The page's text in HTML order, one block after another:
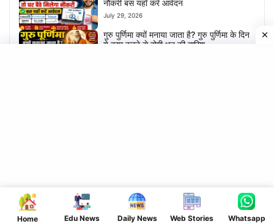
Home Edu News Daily News Web Stories Whatsapp
नौकरी बस यहाँ करें आवेदन
July 29, 2026
गुरु पुर्णिमा क्यों मनाया जाता है? गुरु पुर्णिमा के दिन
ये काम करने से होगी धन की बारिश
इंवेस्टर कैसे बने? कम पैसा इंवेस्ट करके बने एक
सफल इंवेस्टर